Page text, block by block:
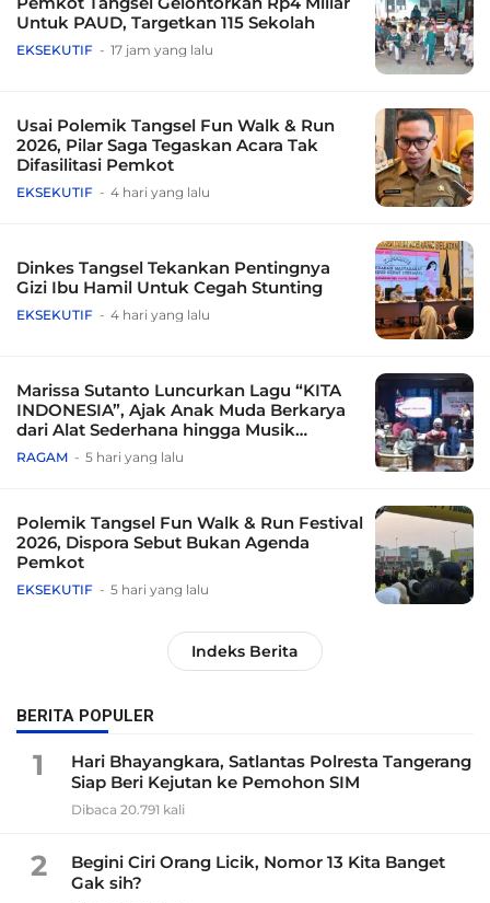
Untuk PAUD, Targetkan 115 Sekolah
EKSEKUTIF 17 jam yang lalu
Usai Polemik Tangsel Fun Walk & Run
2026, Pilar Saga Tegaskan Acara Tak
Difasilitasi Pemkot
EKSEKUTIF 4 hari yang lalu
Dinkes Tangsel Tekankan Pentingnya
Gizi Ibu Hamil Untuk Cegah Stunting
EKSEKUTIF 4 hari yang lalu
Marissa Sutanto Luncurkan Lagu “KITA
INDONESIA”, Ajak Anak Muda Berkarya
dari Alat Sederhana hingga Musik
Tradisional
RAGAM 5 hari yang lalu
Polemik Tangsel Fun Walk & Run Festival
2026, Dispora Sebut Bukan Agenda
Pemkot
EKSEKUTIF 5 hari yang lalu
Indeks Berita
BERITA POPULER
1
Hari Bhayangkara, Satlantas Polresta Tangerang
Siap Beri Kejutan ke Pemohon SIM
Dibaca 20.791 kali
2
Begini Ciri Orang Licik, Nomor 13 Kita Banget
Gak sih?